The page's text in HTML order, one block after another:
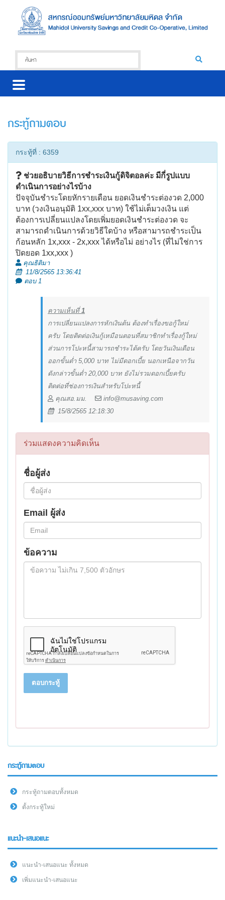
กระทู้ถามตอบ
กระทู้ที่ : 6359
ช่วยอธิบายวิธีการชำระเงินกู้ดิจิตอลค่ะ มีกี่รูปแบบ
ดำเนินการอย่างไรบ้าง
ปัจจุบันชำระโดยหักรายเดือน ยอดเงินชำระต่องวด 2,000
บาท (วงเงินอนุมัติ 1xx,xxx บาท) ใช้ไม่เต็มวงเงิน แต่
ต้องการเปลี่ยนแปลงโดยเพิ่มยอดเงินชำระต่องวด จะ
สามารถดำเนินการด้วยวิธีใดบ้าง หรือสามารถชำระเป็น
ก้อนหลัก 1x,xxx - 2x,xxx ได้หรือไม่ อย่างไร (ที่ไม่ใช่การ
ปิดยอด 1xx,xxx )
คุณธิติมา
11/8/2565 13:36:41
ตอบ 1
ความเห็นที่1
การเปลี่ยนแปลงการหักเงินต้น ต้องทำเรื่องขอกู้ใหม่
ครับ โดยติดต่อเงินกู้เหมือนตอนที่สมาชิกทำเรื่องกู้ใหม่
ส่วนการโปะหนี้สามารถชำระได้ครับ โดยวันเงินเดือน
ออกขั้นต่ำ 5,000 บาท ไม่มีดอกเบี้ย นอกเหนือจากวัน
ดังกล่าวขั้นต่ำ 20,000 บาท ยังไม่รวมดอกเบี้ยครับ
ติดต่อที่ช่องการเงินสำหรับโปะหนี้
คุณสอ.มม.
info@musaving.com
15/8/2565 12:18:30
ร่วมแสดงความคิดเห็น
ชื่อผู้ส่ง
Email ผู้ส่ง
ข้อความ
ตอบกระทู้
กระทู้ถามตอบ
กระทู้ถามตอบทั้งหมด
ตั้งกระทู้ใหม่
แนะนำ-เสนอแนะ
แนะนำ-เสนอแนะ ทั้งหมด
เพิ่มแนะนำ-เสนอแนะ